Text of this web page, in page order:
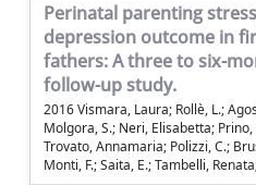
Perinatal parenting
depression outcome in
fathers: A three to six-
follow-up study.
2016 Vismara, Laura; Rollè, L.;
Molgora, S.; Neri, Elisabetta;
Trovato, Annamaria; Polizzi, C.;
Monti, F.; Saita, E.; Tambelli,